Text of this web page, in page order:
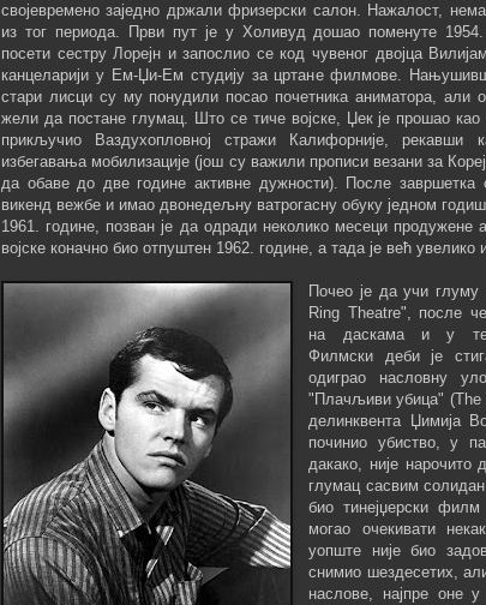
својевремено заједно држали фризерски салон. Нажалост,
из тог периода. Први пут је у Холивуд дошао поменуте
посети сестру Лорејн и запослио се код чувеног двојца
канцеларији у Ем-Џи-Ем студију за цртане филмове.
стари лисци су му понудили посао почетника аниматора, али
жели да постане глумац. Што се тиче војске, Џек је прошао као
прикључио Ваздухопловној стражи Калифорније, рекавши
избегавања мобилизације (још су важили прописи везани за
да обаве до две године активне дужности). После завршетка
викенд вежбе и имао двонедељну ватрогасну обуку једном
1961. године, позван је да одради неколико месеци продужене
војске коначно био отпуштен 1962. године, а тада је већ
Почео је да учи
Ring Theatre", после
на даскама и у
Филмски деби је
одиграо насловну
"Плачљиви убица" (The
делинквента Џимија
починио убиство, у
дакако, није нарочито
глумац сасвим
био тинејџерски
могао очекивати
уопште није био
снимио шездесетих,
наслове, најпре оне